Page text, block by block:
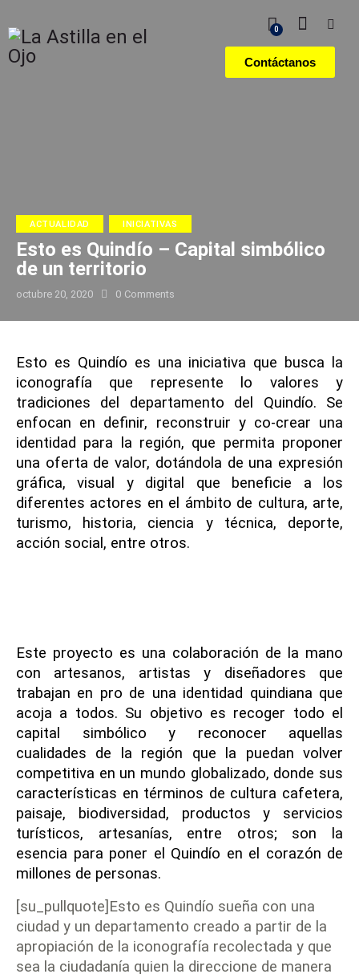
0
Contáctanos
ACTUALIDAD INICIATIVAS
Esto es Quindío – Capital simbólico
de un territorio
octubre 20, 2020 0 Comments
Esto es Quindío es una iniciativa que busca la
iconografía que represente lo valores y
tradiciones del departamento del Quindío. Se
enfocan en definir, reconstruir y co-crear una
identidad para la región, que permita proponer
una oferta de valor, dotándola de una expresión
gráfica, visual y digital que beneficie a los
diferentes actores en el ámbito de cultura, arte,
turismo, historia, ciencia y técnica, deporte,
acción social, entre otros.
Este proyecto es una colaboración de la mano
con artesanos, artistas y diseñadores que
trabajan en pro de una identidad quindiana que
acoja a todos. Su objetivo es recoger todo el
capital simbólico y reconocer aquellas
cualidades de la región que la puedan volver
competitiva en un mundo globalizado, donde sus
características en términos de cultura cafetera,
paisaje, biodiversidad, productos y servicios
turísticos, artesanías, entre otros; son la
esencia para poner el Quindío en el corazón de
millones de personas.
[su_pullquote]Esto es Quindío sueña con una
ciudad y un departamento creado a partir de la
apropiación de la iconografía recolectada y que
sea la ciudadanía quien la direccione de manera